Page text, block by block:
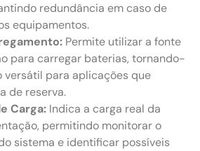
redundância em caso de
equipamentos.
Permite utilizar a fonte
para carregar baterias, tornando-
versátil para aplicações que
de reserva.
Carga: Indica a carga real da
permitindo monitorar o
sistema e identificar possíveis